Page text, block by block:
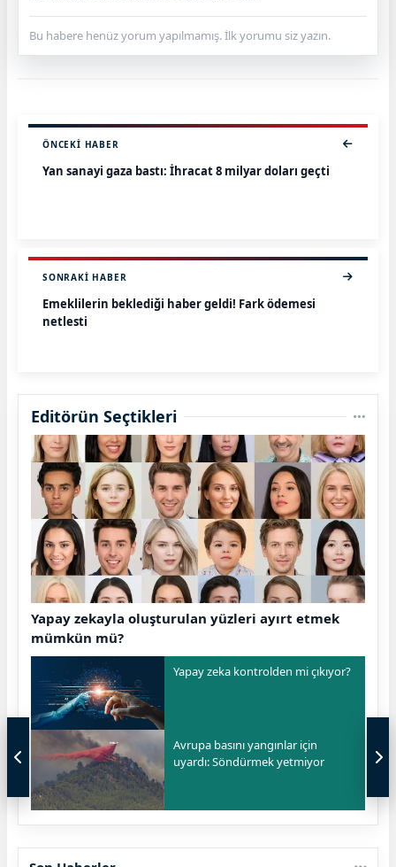
Bu habere henüz yorum yapılmamış. İlk yorumu siz yazın.
ÖNCEKI HABER
Yan sanayi gaza bastı: İhracat 8 milyar doları geçti
SONRAKI HABER
Emeklilerin beklediği haber geldi! Fark ödemesi
netleşti
Editörün Seçtikleri
Yapay zekayla oluşturulan yüzleri ayırt etmek
mümkün mü?
Yapay zeka kontrolden mi çıkıyor?
Avrupa basını yangınlar için
uyardı: Söndürmek yetmiyor